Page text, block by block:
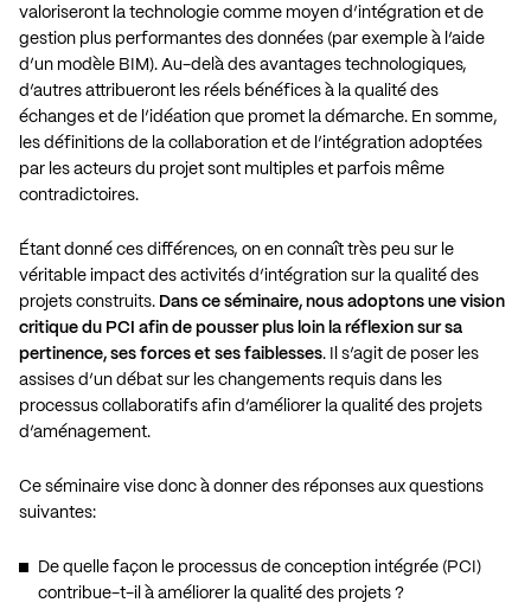
valoriseront la technologie comme moyen d’intégration et de
gestion plus performantes des données (par exemple à l’aide
d’un modèle BIM). Au-delà des avantages technologiques,
d’autres attribueront les réels bénéfices à la qualité des
échanges et de l’idéation que promet la démarche. En somme,
les définitions de la collaboration et de l’intégration adoptées
par les acteurs du projet sont multiples et parfois même
contradictoires.
Étant donné ces différences, on en connaît très peu sur le
véritable impact des activités d’intégration sur la qualité des
projets construits. Dans ce séminaire, nous adoptons une vision
critique du PCI afin de pousser plus loin la réflexion sur sa
pertinence, ses forces et ses faiblesses. Il s’agit de poser les
assises d’un débat sur les changements requis dans les
processus collaboratifs afin d’améliorer la qualité des projets
d’aménagement.
Ce séminaire vise donc à donner des réponses aux questions
suivantes:
De quelle façon le processus de conception intégrée (PCI)
contribue-t-il à améliorer la qualité des projets ?